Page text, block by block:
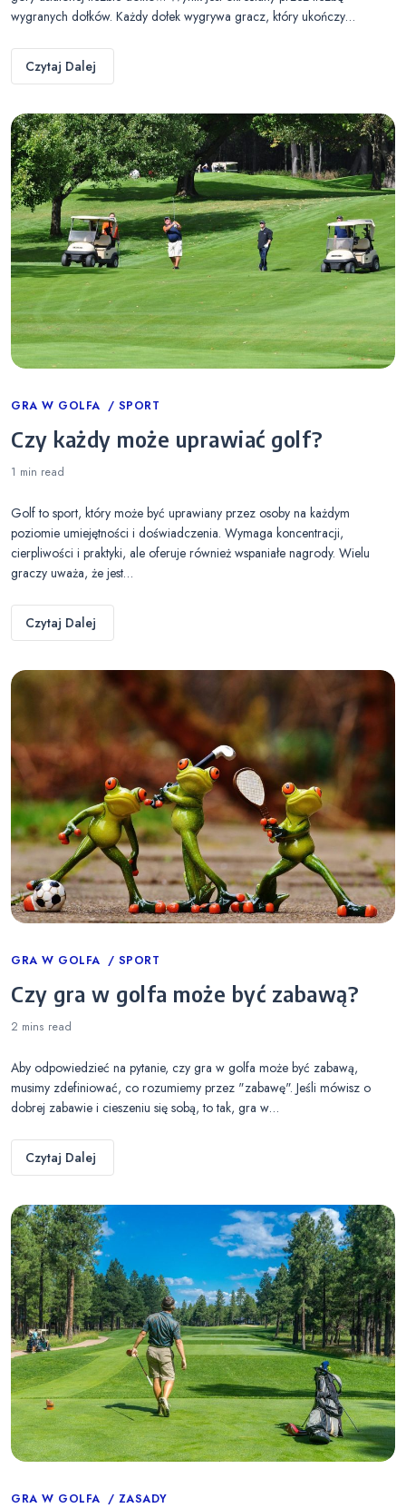
wygranych dołków. Każdy dołek wygrywa gracz, który ukończy…
Czytaj Dalej
Categories
GRA W GOLFA SPORT
Czy każdy może uprawiać golf?
1 min read
Golf to sport, który może być uprawiany przez osoby na każdym
poziomie umiejętności i doświadczenia. Wymaga koncentracji,
cierpliwości i praktyki, ale oferuje również wspaniałe nagrody. Wielu
graczy uważa, że jest…
Czytaj Dalej
Categories
GRA W GOLFA SPORT
Czy gra w golfa może być zabawą?
2 mins read
Aby odpowiedzieć na pytanie, czy gra w golfa może być zabawą,
musimy zdefiniować, co rozumiemy przez "zabawę". Jeśli mówisz o
dobrej zabawie i cieszeniu się sobą, to tak, gra w…
Czytaj Dalej
Categories
GRA W GOLFA ZASADY